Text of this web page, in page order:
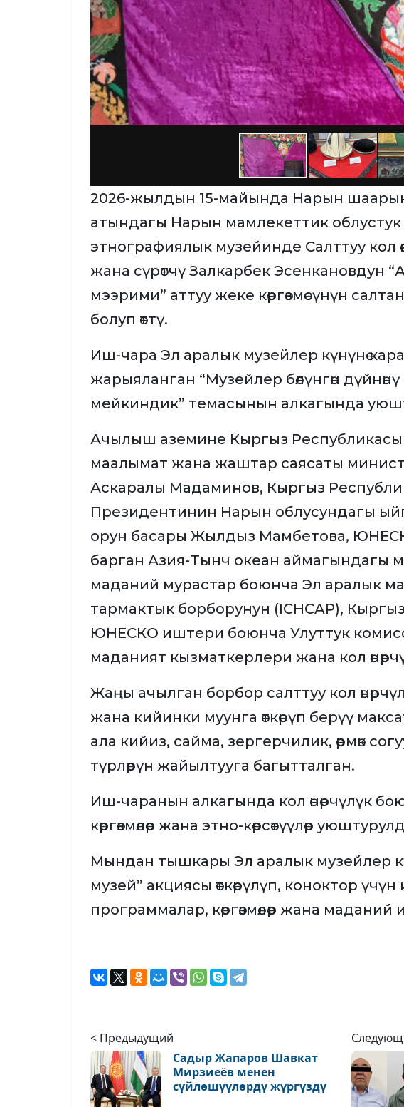
2026-жылдын 15-майында Нарын
атындагы Нарын мамлекеттик
этнографиялык музейинде Салттуу кол
жана сүрөтчү Залкарбек Эсенкановдун
мээрими” аттуу жеке көргөзмөсүнүн
болуп өттү.
Иш-чара Эл аралык музейлер күнүнө
жарыяланган “Музейлер бөлүнгөн
мейкиндик” темасынын алкагында
Ачылыш аземине Кыргыз
маалымат жана жаштар саясаты
Аскаралы Мадаминов, Кыргыз
Президентинин Нарын облусундагы
орун басары Жылдыз Мамбетова,
барган Азия-Тынч океан аймагындагы
маданий мурастар боюнча Эл аралык
тармактык борборунун (ICHCAP),
ЮНЕСКО иштери боюнча Улуттук
маданият кызматкерлери жана кол
Жаңы ачылган борбор салттуу кол
жана кийинки муунга өткөрүп берүү
ала кийиз, сайма, зергерчилик, өрмөк
түрлөрүн жайылтууга багытталган.
Иш-чаранын алкагында кол өнөрчүлүк
көргөзмөлөр жана этно-көрсөтүүлөр
Мындан тышкары Эл аралык музейлер
музей” акциясы өткөрүлүп, коноктор
программалар, көргөзмөлөр жана
< Предыдущий
Садыр Жапаров Шавкат
Мирзиеёв менен
сүйлөшүүлөрдү жүргүздү